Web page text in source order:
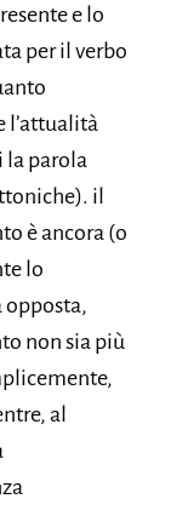
e lo
per il verbo
l’attualità
la parola
il
è ancora (o
lo
opposta,
non sia più
al